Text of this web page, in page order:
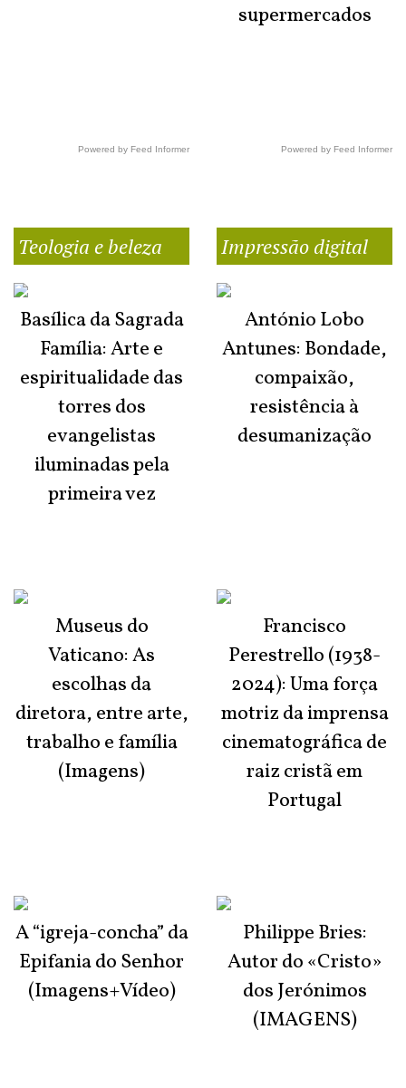
Powered by Feed Informer
supermercados
Powered by Feed Informer
Teologia e beleza
Basílica da Sagrada
Família: Arte e
espiritualidade das
torres dos
evangelistas
iluminadas pela
primeira vez
Museus do
Vaticano: As
escolhas da
diretora, entre arte,
trabalho e família
(Imagens)
A “igreja-concha” da
Epifania do Senhor
(Imagens+Vídeo)
Impressão digital
António Lobo
Antunes: Bondade,
compaixão,
resistência à
desumanização
Francisco
Perestrello (1938-
2024): Uma força
motriz da imprensa
cinematográfica de
raiz cristã em
Portugal
Philippe Bries:
Autor do «Cristo»
dos Jerónimos
(IMAGENS)